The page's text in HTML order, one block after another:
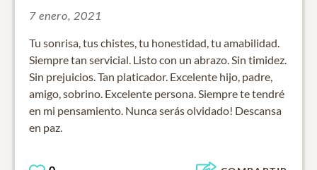
7 enero, 2021
Tu sonrisa, tus chistes, tu honestidad, tu amabilidad.
Siempre tan servicial. Listo con un abrazo. Sin timidez.
Sin prejuicios. Tan platicador. Excelente hijo, padre,
amigo, sobrino. Excelente persona. Siempre te tendré
en mi pensamiento. Nunca serás olvidado! Descansa
en paz.